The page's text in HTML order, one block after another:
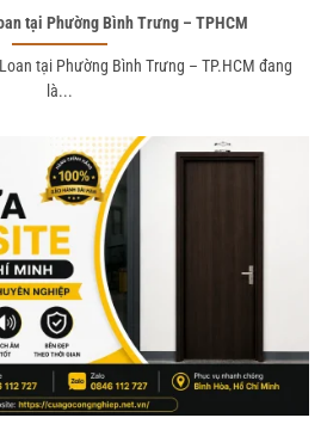
tại Phường Bình Trưng – TPHCM
tại Phường Bình Trưng – TP.HCM đang
là...